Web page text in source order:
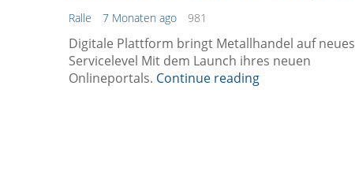
Ralle 7 Monaten ago 981
Digitale Plattform bringt Metallhandel auf neues
Servicelevel Mit dem Launch ihres neuen
Onlineportals. Continue reading